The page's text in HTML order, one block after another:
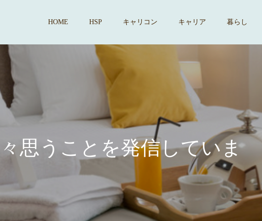
HOME HSP キャリコン キャリア 暮らし
思 う こ と を 発信しています。